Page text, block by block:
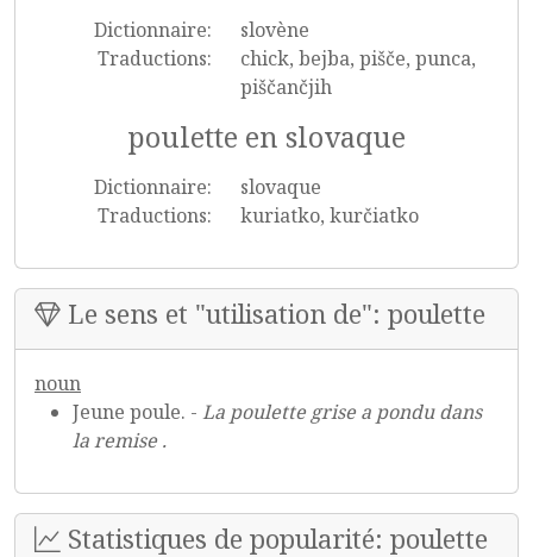
Dictionnaire:
slovène
Traductions:
chick, bejba, pišče, punca,
piščančjih
poulette en slovaque
Dictionnaire:
slovaque
Traductions:
kuriatko, kurčiatko
Le sens et "utilisation de": poulette
noun
Jeune poule. - La poulette grise a pondu dans
la remise .
Statistiques de popularité: poulette